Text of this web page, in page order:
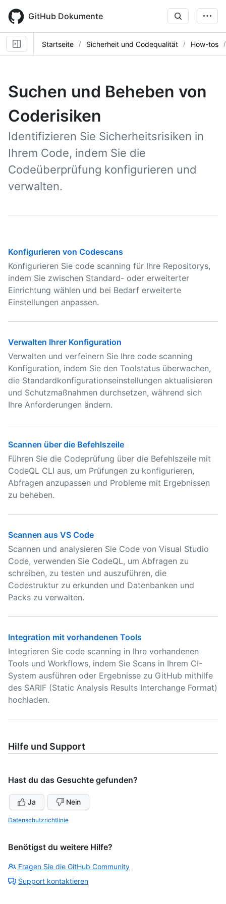
main
content
GitHub Dokumente
Startseite Sicherheit und Codequalität How-tos
Suchen und Beheben von
Coderisiken
Identifizieren Sie Sicherheitsrisiken in
Ihrem Code, indem Sie die
Codeüberprüfung konfigurieren und
verwalten.
Konfigurieren von Codescans
Konfigurieren Sie code scanning für Ihre Repositorys,
indem Sie zwischen Standard- oder erweiterter
Einrichtung wählen und bei Bedarf erweiterte
Einstellungen anpassen.
Verwalten Ihrer Konfiguration
Verwalten und verfeinern Sie Ihre code scanning
Konfiguration, indem Sie den Toolstatus überwachen,
die Standardkonfigurationseinstellungen aktualisieren
und Schutzmaßnahmen durchsetzen, während sich
Ihre Anforderungen ändern.
Scannen über die Befehlszeile
Führen Sie die Codeprüfung über die Befehlszeile mit
CodeQL CLI aus, um Prüfungen zu konfigurieren,
Abfragen anzupassen und Probleme mit Ergebnissen
zu beheben.
Scannen aus VS Code
Scannen und analysieren Sie Code von Visual Studio
Code, verwenden Sie CodeQL, um Abfragen zu
schreiben, zu testen und auszuführen, die
Codestruktur zu erkunden und Datenbanken und
Packs zu verwalten.
Integration mit vorhandenen Tools
Integrieren Sie code scanning in Ihre vorhandenen
Tools und Workflows, indem Sie Scans in Ihrem CI-
System ausführen oder Ergebnisse zu GitHub mithilfe
des SARIF (Static Analysis Results Interchange Format)
hochladen.
Hilfe und Support
Hast du das Gesuchte gefunden?
Ja Nein
Datenschutzrichtlinie
Benötigst du weitere Hilfe?
Fragen Sie die GitHub Community
Support kontaktieren